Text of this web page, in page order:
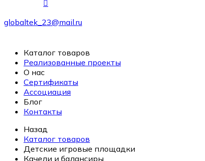
globaltek_23@mail.ru
Каталог товаров
Реализованные проекты
О нас
Сертификаты
Ассоциация
Блог
Контакты
Назад
Каталог товаров
Детские игровые площадки
Качели и балансиры